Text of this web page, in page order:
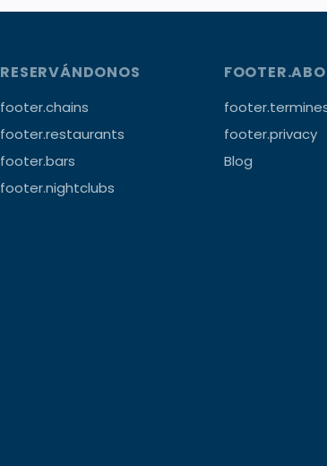
RESERVÁNDONOS
footer.chains
footer.restaurants
footer.bars
footer.nightclubs
footer.privacy
Blog